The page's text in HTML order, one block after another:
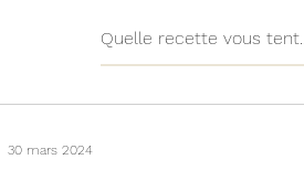
30 mars 2024